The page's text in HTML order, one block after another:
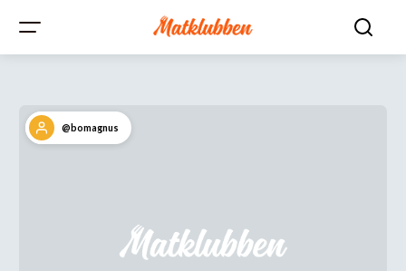
@bomagnus